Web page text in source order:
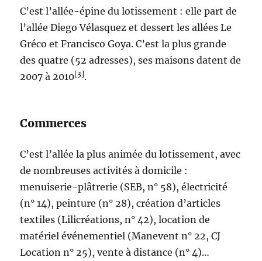
C’est l’allée-épine du lotissement : elle part de
l’allée Diego Vélasquez et dessert les allées Le
Gréco et Francisco Goya. C’est la plus grande
des quatre (52 adresses), ses maisons datent de
2007 à 2010[3].
Commerces
C’est l’allée la plus animée du lotissement, avec
de nombreuses activités à domicile :
menuiserie-plâtrerie (SEB, n° 58), électricité
(n° 14), peinture (n° 28), création d’articles
textiles (Lilicréations, n° 42), location de
matériel événementiel (Manevent n° 22, CJ
Location n° 25), vente à distance (n° 4)…